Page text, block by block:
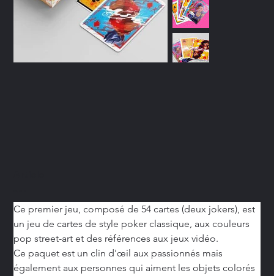
Ce premier jeu, composé de 54 cartes (deux jokers), est
un jeu de cartes de style poker classique, aux couleurs
pop street-art et des références aux jeux vidéo.
Ce paquet est un clin d'œil aux passionnés mais
également aux personnes qui aiment les objets colorés